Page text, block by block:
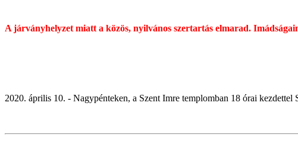
A járványhelyzet miatt a közös, nyilvános szertartás elmarad.
2020. április 10. - Nagypénteken, a Szent Imre templomban 18 órai kezdettel